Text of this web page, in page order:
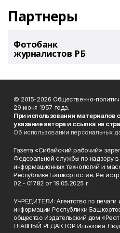
Партнеры
Фотобанк
журналистов РБ
© 2015-2026 Общественно-
29 июня 1957 года.
При использовании материалов
указание автора и ссылка на
Об использовании персональных
Газета «Сибайский рабочий»
Федеральной службы по надзору
информационных технологий и
Республике Башкортостан.
02 - 01782 от 19.05.2025 г.
УЧРЕДИТЕЛИ: Агентство по
информации Республики
общество Издательский дом
ГЛАВНЫЙ РЕДАКТОР Ильязова